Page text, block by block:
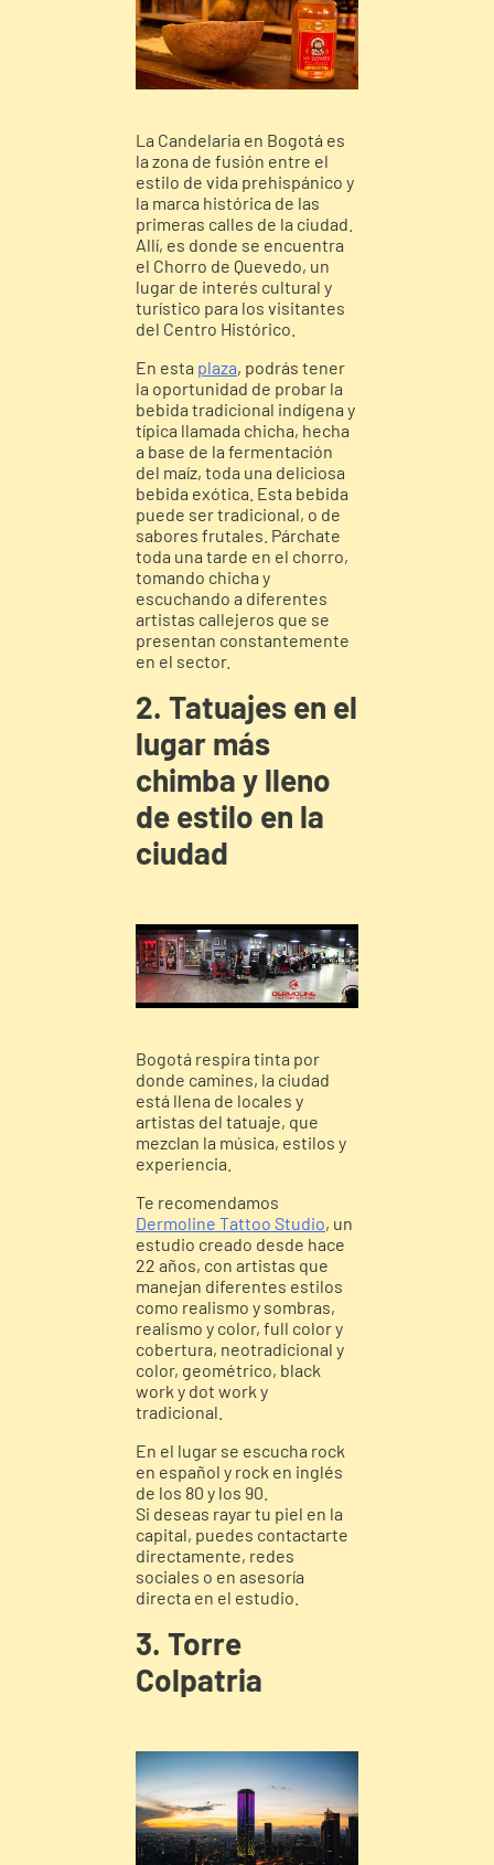
La Candelaria en Bogotá es
la zona de fusión entre el
estilo de vida prehispánico y
la marca histórica de las
primeras calles de la ciudad.
Allí, es donde se encuentra
el Chorro de Quevedo, un
lugar de interés cultural y
turístico para los visitantes
del Centro Histórico.
En esta plaza, podrás tener
la oportunidad de probar la
bebida tradicional indígena y
típica llamada chicha, hecha
a base de la fermentación
del maíz, toda una deliciosa
bebida exótica. Esta bebida
puede ser tradicional, o de
sabores frutales. Párchate
toda una tarde en el chorro,
tomando chicha y
escuchando a diferentes
artistas callejeros que se
presentan constantemente
en el sector.
2. Tatuajes en el
lugar más
chimba y lleno
de estilo en la
ciudad
Bogotá respira tinta por
donde camines, la ciudad
está llena de locales y
artistas del tatuaje, que
mezclan la música, estilos y
experiencia.
Te recomendamos
Dermoline Tattoo Studio, un
estudio creado desde hace
22 años, con artistas que
manejan diferentes estilos
como realismo y sombras,
realismo y color, full color y
cobertura, neotradicional y
color, geométrico, black
work y dot work y
tradicional.
En el lugar se escucha rock
en español y rock en inglés
de los 80 y los 90.
Si deseas rayar tu piel en la
capital, puedes contactarte
directamente, redes
sociales o en asesoría
directa en el estudio.
3. Torre
Colpatria